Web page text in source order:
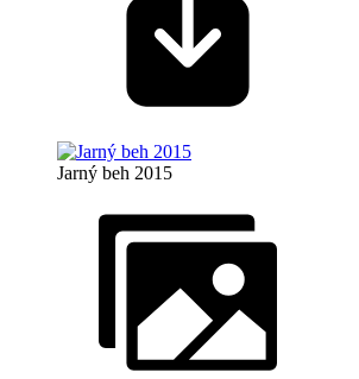
Jarný beh 2015